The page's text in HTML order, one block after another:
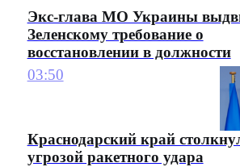
Экс-глава МО Украины
Зеленскому требование о
восстановлении в должности
03:50
Краснодарский край
угрозой ракетного удара